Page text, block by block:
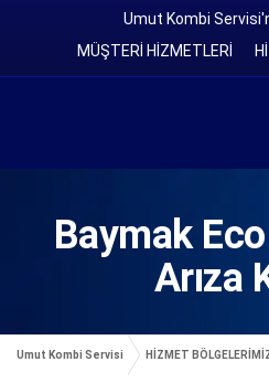
Umut Kombi
MÜŞTERİ HİZMETLERİ
Baymak
Arıza
Umut Kombi Servisi HİZMET